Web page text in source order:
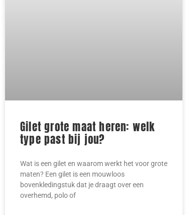
Gilet grote maat heren: welk
type past bij jou?
Wat is een gilet en waarom werkt het voor grote
maten? Een gilet is een mouwloos
bovenkledingstuk dat je draagt over een
overhemd, polo of